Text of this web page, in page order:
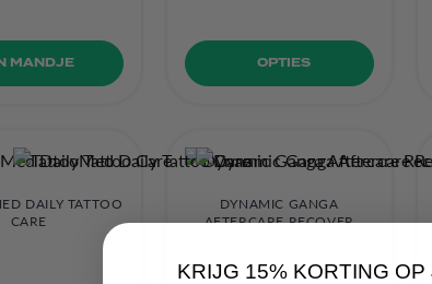
MANDJE OPTIES
DAILY TATTOO
CARE
DYNAMIC GANGA
AFTERCARE RECOVER
KRIJG 15% KORTING OP